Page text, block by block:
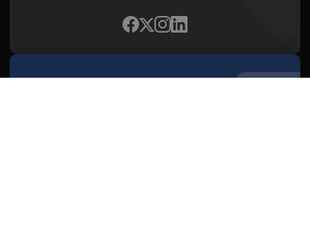
Quienes Somos